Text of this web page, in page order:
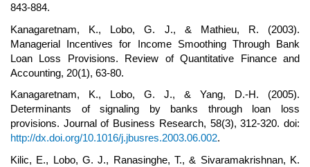
843-884.
Kanagaretnam, K., Lobo, G. J., & Mathieu, R. (2003).
Managerial Incentives for Income Smoothing Through Bank
Loan Loss Provisions. Review of Quantitative Finance and
Accounting, 20(1), 63-80.
Kanagaretnam, K., Lobo, G. J., & Yang, D.-H. (2005).
Determinants of signaling by banks through loan loss
provisions. Journal of Business Research, 58(3), 312-320. doi:
http://dx.doi.org/10.1016/j.jbusres.2003.06.002.
Kilic, E., Lobo, G. J., Ranasinghe, T., & Sivaramakrishnan, K.